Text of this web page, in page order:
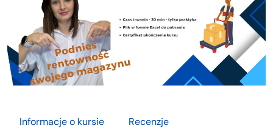
Informacje o kursie Recenzje